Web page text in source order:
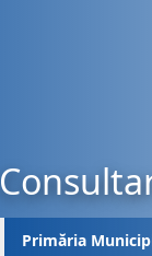
Primăria